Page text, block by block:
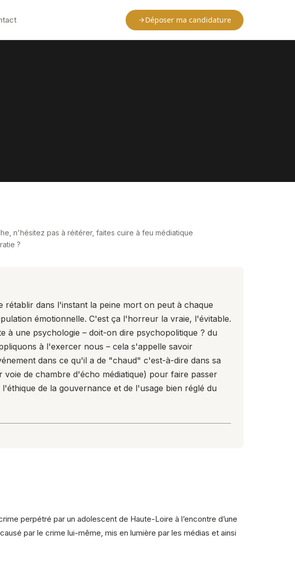
Déposer ma candidature
n'hésitez pas à réitérer, faites cuire à feu médiatique
?
dans l'instant la peine mort on peut à chaque
émotionnelle. C'est ça l'horreur la vraie, l'évitable.
à une psychologie – doit-on dire psychopolitique ? du
à l'exercer nous – cela s'appelle savoir
dans ce qu'il a de "chaud" c'est-à-dire dans sa
de chambre d'écho médiatique) pour faire passer
de la gouvernance et de l'usage bien réglé du
perpétré par un adolescent de Haute-Loire à l’encontre d’une
par le crime lui-même, mis en lumière par les médias et ainsi